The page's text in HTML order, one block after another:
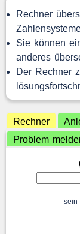
Rechner
Sie können
anderes
Der Rechner
Rechner
Problem
sein